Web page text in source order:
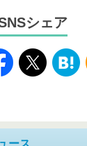
シェア